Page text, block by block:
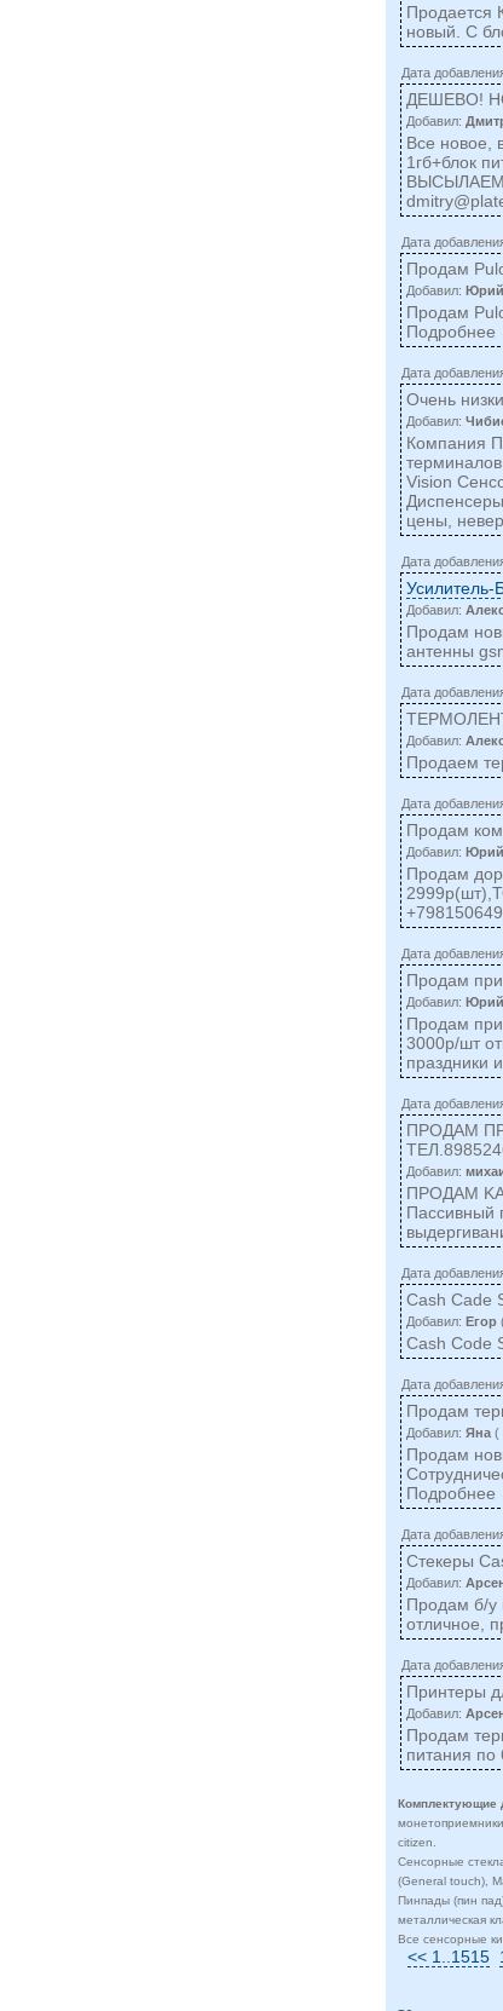
Продается
новый. С
Дата
ДЕШЕВО!
Добавил:
Все новое,
1гб+блок
ВЫСЫЛАЕМ
Дата
Продам
Добавил:Юрий
Продам
Подробнее
Дата
Очень
Добавил:
Компания
Vision
цены,
Дата
Усилитель-
Добавил:
Продам
антенны
Дата
Добавил:
Продаем
Дата
Продам
Добавил:Юрий
Продам
Дата
Продам
Добавил:Юрий
Продам
3000р/шт
праздники
Дата
ПРОДАМ
Добавил:
ПРОДАМ
Пассивный
Дата
Cash Cade
Добавил:Егор
Cash Code
Дата
Продам
Добавил:Яна (
Продам
Подробнее
Дата
Стекеры
Добавил:
Продам б/у
отличное,
Дата
Принтеры
Добавил:
Продам
питания
Комплектующие
citizen.
Сенсорные
(General touch),
Пинпады (пин
металлическая
Все сенсорные
<< 1..1515